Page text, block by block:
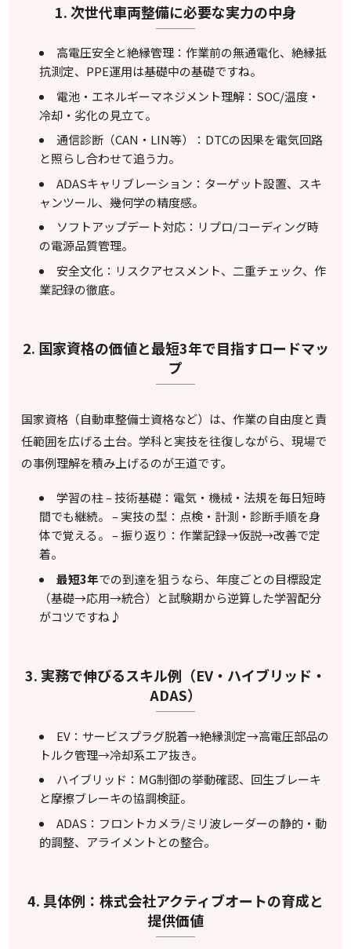
1. 次世代車両整備に必要な実力の中身
高電圧安全と絶縁管理：作業前の無通電化、絶縁抵
抗測定、PPE運用は基礎中の基礎ですね。
電池・エネルギーマネジメント理解：SOC/温度・
冷却・劣化の見立て。
通信診断（CAN・LIN等）：DTCの因果を電気回路
と照らし合わせて追う力。
ADASキャリブレーション：ターゲット設置、スキ
ャンツール、幾何学の精度感。
ソフトアップデート対応：リプロ/コーディング時
の電源品質管理。
安全文化：リスクアセスメント、二重チェック、作
業記録の徹底。
2. 国家資格の価値と最短3年で目指すロードマッ
プ
国家資格（自動車整備士資格など）は、作業の自由度と責
任範囲を広げる土台。学科と実技を往復しながら、現場で
の事例理解を積み上げるのが王道です。
学習の柱 – 技術基礎：電気・機械・法規を毎日短時
間でも継続。 – 実技の型：点検・計測・診断手順を身
体で覚える。 – 振り返り：作業記録→仮説→改善で定
着。
最短3年での到達を狙うなら、年度ごとの目標設定
（基礎→応用→統合）と試験期から逆算した学習配分
がコツですね♪
3. 実務で伸びるスキル例（EV・ハイブリッド・
ADAS）
EV：サービスプラグ脱着→絶縁測定→高電圧部品の
トルク管理→冷却系エア抜き。
ハイブリッド：MG制御の挙動確認、回生ブレーキ
と摩擦ブレーキの協調検証。
ADAS：フロントカメラ/ミリ波レーダーの静的・動
的調整、アライメントとの整合。
4. 具体例：株式会社アクティブオートの育成と
提供価値